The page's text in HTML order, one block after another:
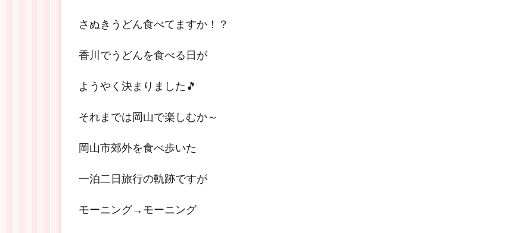
さぬきうどん食べてますか！？
香川でうどんを食べる日が
ようやく決まりました🎵
それまでは岡山で楽しむか～
岡山市郊外を食べ歩いた
一泊二日旅行の軌跡ですが
モーニング→モーニング